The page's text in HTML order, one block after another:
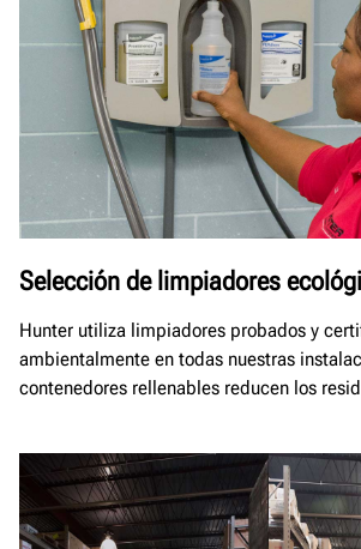
Selección de limpiadores
Hunter utiliza limpiadores probados y
ambientalmente en todas nuestras
contenedores rellenables reducen los